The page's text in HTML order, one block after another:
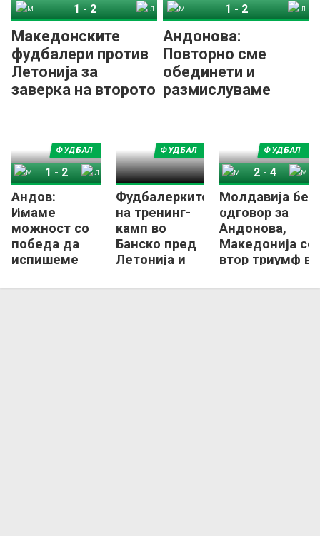
Македонските
фудбалери против
Летонија за
заверка на второто
1-2
Андонова:
Повторно сме
обединети и
размислуваме
победнички
1-2
Андов:
Имаме
можност со
победа да
испишеме
женскиот
ФУДБАЛ
Македонија
1 - 2
Фудбалерките
на тренинг-
камп во
Банско пред
Летонија и
ФУДБАЛ
Молдавија без
одговор за
Андонова,
Македонија со
втор триумф во
за ЕП
ФУДБАЛ
Молдавија
2- 4
Македонија